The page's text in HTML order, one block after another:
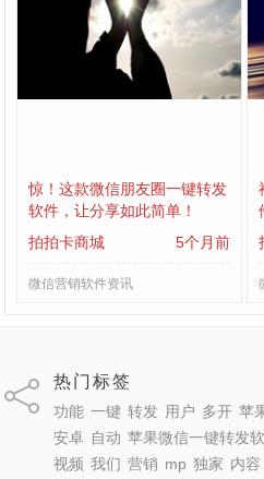
惊！这款微信朋友圈一键转发
软件，让分享如此简单！
拍拍卡商城
5个月前
微信营销软件资讯
热门标签
功能 一键 转发 用户 多开 苹
安卓 自动 苹果微信一键转发
视频 我们 营销 mp 独家 内容